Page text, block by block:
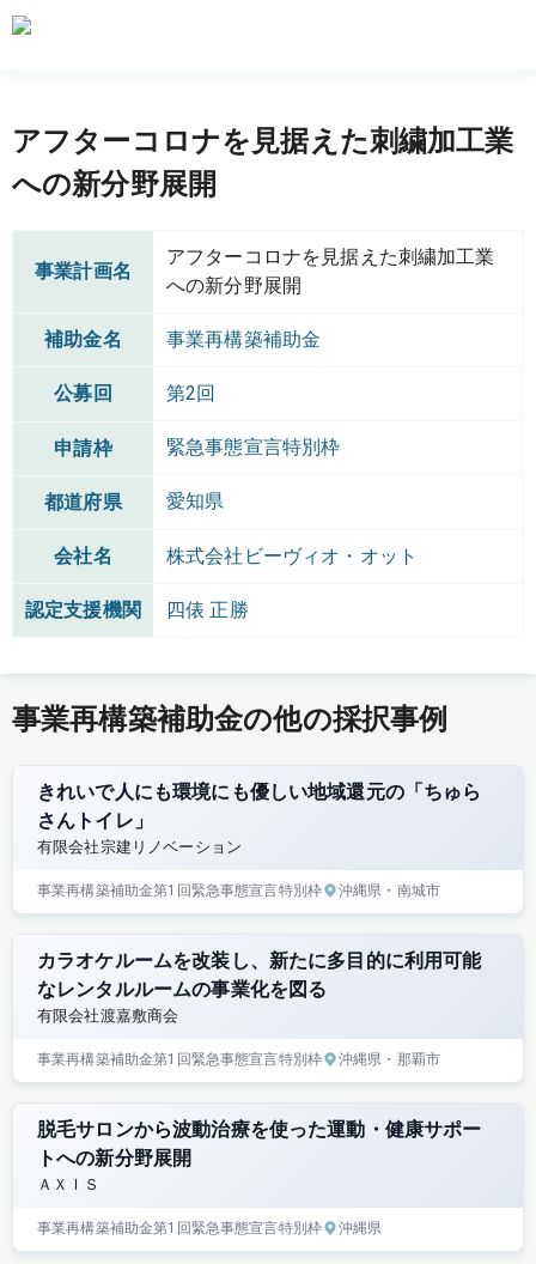
アフターコロナを見据えた刺繍加工業
への新分野展開
事業計画名
アフターコロナを見据えた刺繍加工業
への新分野展開
補助金名 事業再構築補助金
公募回 第2回
申請枠 緊急事態宣言特別枠
都道府県 愛知県
会社名 株式会社ビーヴィオ・オット
認定支援機関 四俵 正勝
事業再構築補助金の他の採択事例
きれいで人にも環境にも優しい地域還元の「ちゅら
さんトイレ」
有限会社宗建リノベーション
事業再構築補助金第1回緊急事態宣言特別枠 沖縄県 ・南城市
カラオケルームを改装し、新たに多目的に利用可能
なレンタルルームの事業化を図る
有限会社渡嘉敷商会
事業再構築補助金第1回緊急事態宣言特別枠 沖縄県 ・那覇市
脱毛サロンから波動治療を使った運動・健康サポー
トへの新分野展開
ＡＸＩＳ
事業再構築補助金第1回緊急事態宣言特別枠 沖縄県